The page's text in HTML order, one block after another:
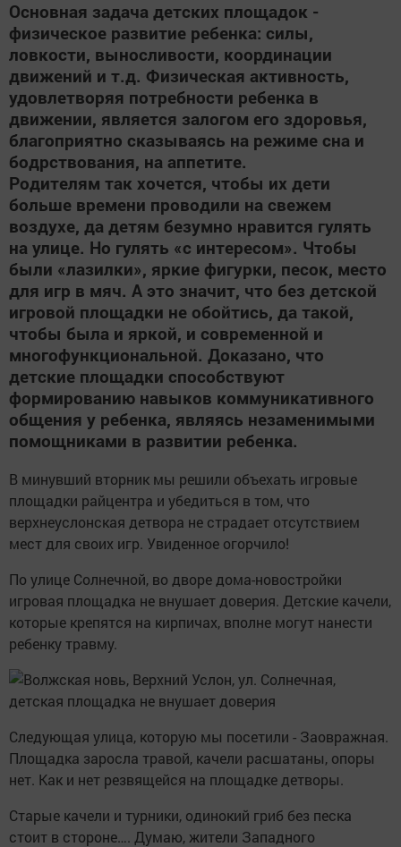
Основная задача детских площадок -
физическое развитие ребенка: силы,
ловкости, выносливости, координации
движений и т.д. Физическая активность,
удовлетворяя потребности ребенка в
движении, является залогом его здоровья,
благоприятно сказываясь на режиме сна и
бодрствования, на аппетите.
Родителям так хочется, чтобы их дети
больше времени проводили на свежем
воздухе, да детям безумно нравится гулять
на улице. Но гулять «с интересом». Чтобы
были «лазилки», яркие фигурки, песок, место
для игр в мяч. А это значит, что без детской
игровой площадки не обойтись, да такой,
чтобы была и яркой, и современной и
многофункциональной. Доказано, что
детские площадки способствуют
формированию навыков коммуникативного
общения у ребенка, являясь незаменимыми
помощниками в развитии ребенка.
В минувший вторник мы решили объехать игровые
площадки райцентра и убедиться в том, что
верхнеуслонская детвора не страдает отсутствием
мест для своих игр. Увиденное огорчило!
По улице Солнечной, во дворе дома-новостройки
игровая площадка не внушает доверия. Детские качели,
которые крепятся на кирпичах, вполне могут нанести
ребенку травму.
Следующая улица, которую мы посетили - Заовражная.
Площадка заросла травой, качели расшатаны, опоры
нет. Как и нет резвящейся на площадке детворы.
Старые качели и турники, одинокий гриб без песка
стоит в стороне…. Думаю, жители Западного